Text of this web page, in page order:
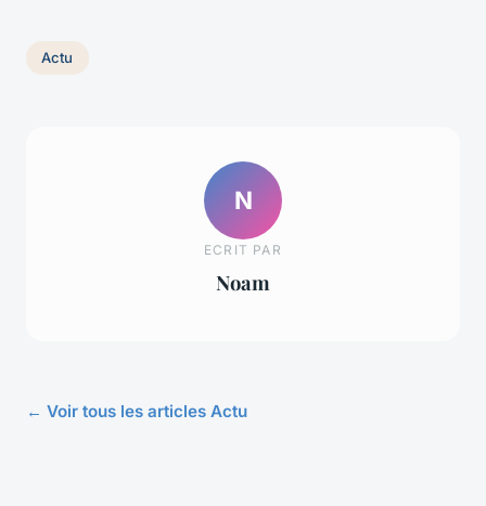
Actu
N
ECRIT PAR
Noam
← Voir tous les articles Actu